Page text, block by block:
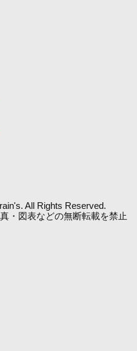
All Rights Reserved.
・図表などの無断転載を禁止